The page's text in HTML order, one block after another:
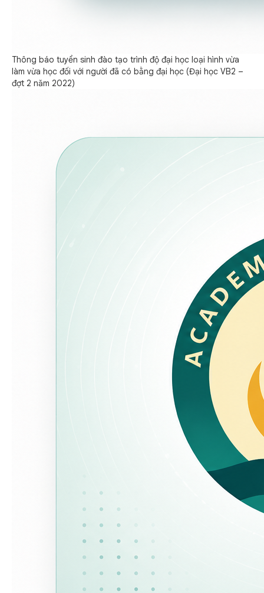
Thông báo tuyển sinh đào tạo trình độ đại học loại hình vừa
làm vừa học đối với người đã có bằng đại học (Đại học VB2 –
đợt 2 năm 2022)